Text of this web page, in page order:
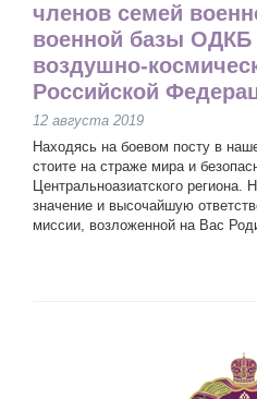
членов семей
военной базы
воздушно-
Российской
12 августа 2019
Находясь на боевом посту в
стоите на страже мира и
Центральноазиатского региона.
значение и высочайшую
миссии, возложенной на Вас